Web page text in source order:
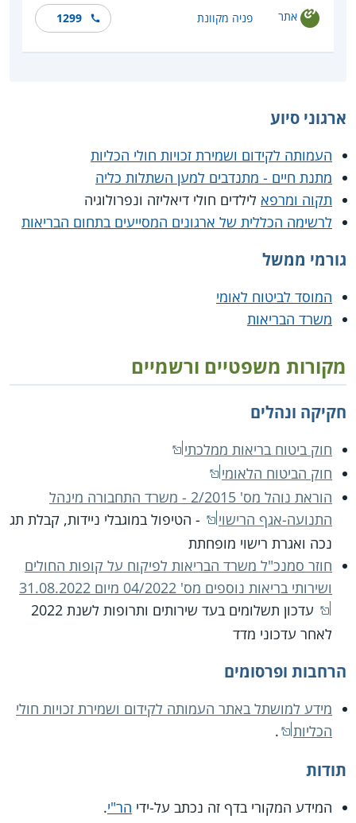
אתר פניה מקוונת 1299
ארגוני סיוע
העמותה לקידום ושמירת זכויות חולי הכליות
מתנת חיים - מתנדבים למען השתלות כליה
תקוה ומרפא לילדים חולי דיאליזה ונפרולוגיה
לרשימה הכללית של ארגונים המסייעים בתחום הבריאות
גורמי ממשל
המוסד לביטוח לאומי
משרד הבריאות
מקורות משפטיים ורשמיים
חקיקה ונהלים
חוק ביטוח בריאות ממלכתי
חוק הביטוח הלאומי
הוראת נוהל מס' 2/2015 - משרד התחבורה מינהל
התנועה-אגף הרישוי
- הטיפול במוגבלי ניידות, קבלת תג
נכה ואגרת רישוי מופחתת
חוזר סמנכ"ל משרד הבריאות לפיקוח על קופות החולים
ושירותי בריאות נוספים מס' 04/2022 מיום 31.08.2022
עדכון תשלומים בעד שירותים ותרופות לשנת 2022
לאחר עדכוני מדד
הרחבות ופרסומים
מידע למושתל באתר העמותה לקידום ושמירת זכויות חולי
הכליות
.
תודות
המידע המקורי בדף זה נכתב על-ידי הר"י.